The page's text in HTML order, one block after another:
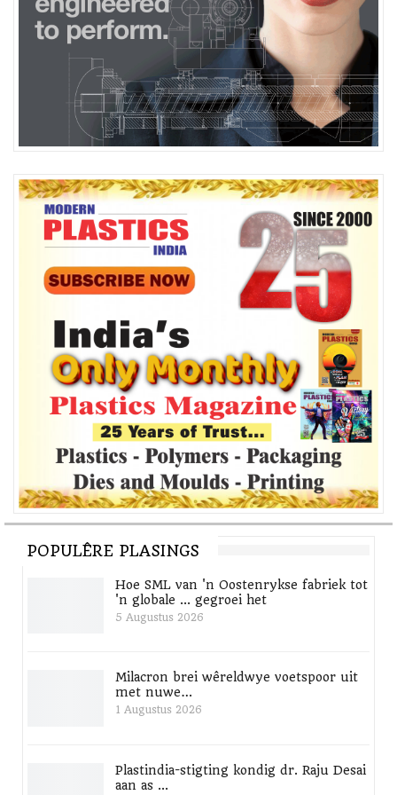
POPULÊRE PLASINGS
Hoe SML van 'n Oostenrykse fabriek tot
'n globale ... gegroei het
5 Augustus 2026
Milacron brei wêreldwye voetspoor uit
met nuwe…
1 Augustus 2026
Plastindia-stigting kondig dr. Raju Desai
aan as ...